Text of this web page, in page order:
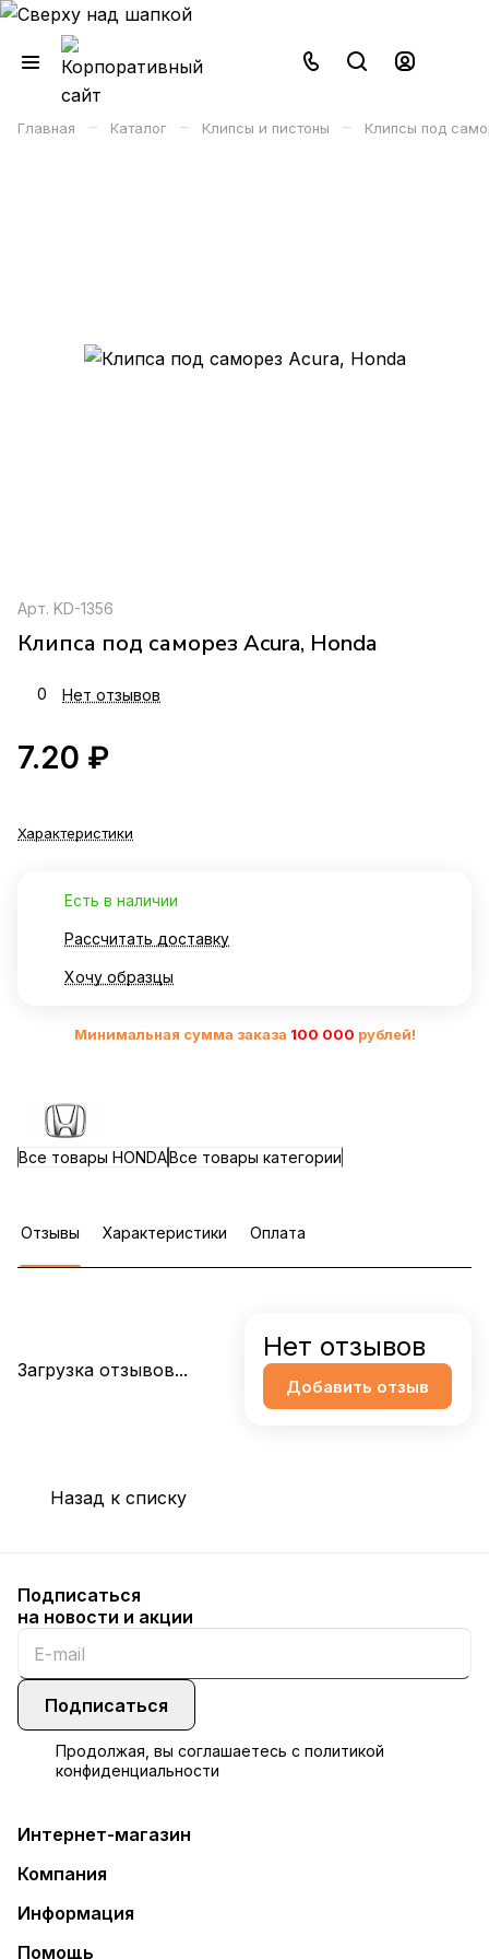
Главная – Каталог – Клипсы и пистоны – Клипсы под
Арт. KD-1356
Клипса под саморез Acura, Honda
0 Нет отзывов
7.20 ₽
Характеристики
Есть в наличии
Рассчитать доставку
Хочу образцы
Минимальная сумма заказа 100 000 рублей!
Все товары HONDAВсе товары категории
Отзывы Характеристики Оплата
Загрузка отзывов...
Нет отзывов
Добавить отзыв
Назад к списку
Подписаться
на новости и акции
Подписаться
Продолжая, вы соглашаетесь с политикой
конфиденциальности
Интернет-магазин
Компания
Информация
Помощь